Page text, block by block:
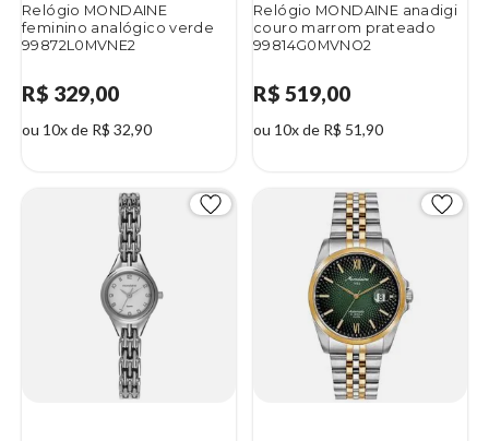
Relógio MONDAINE
feminino analógico verde
99872L0MVNE2
R$ 329,00
ou 10x de R$ 32,90
Relógio MONDAINE anadigi
couro marrom prateado
99814G0MVNO2
R$ 519,00
ou 10x de R$ 51,90